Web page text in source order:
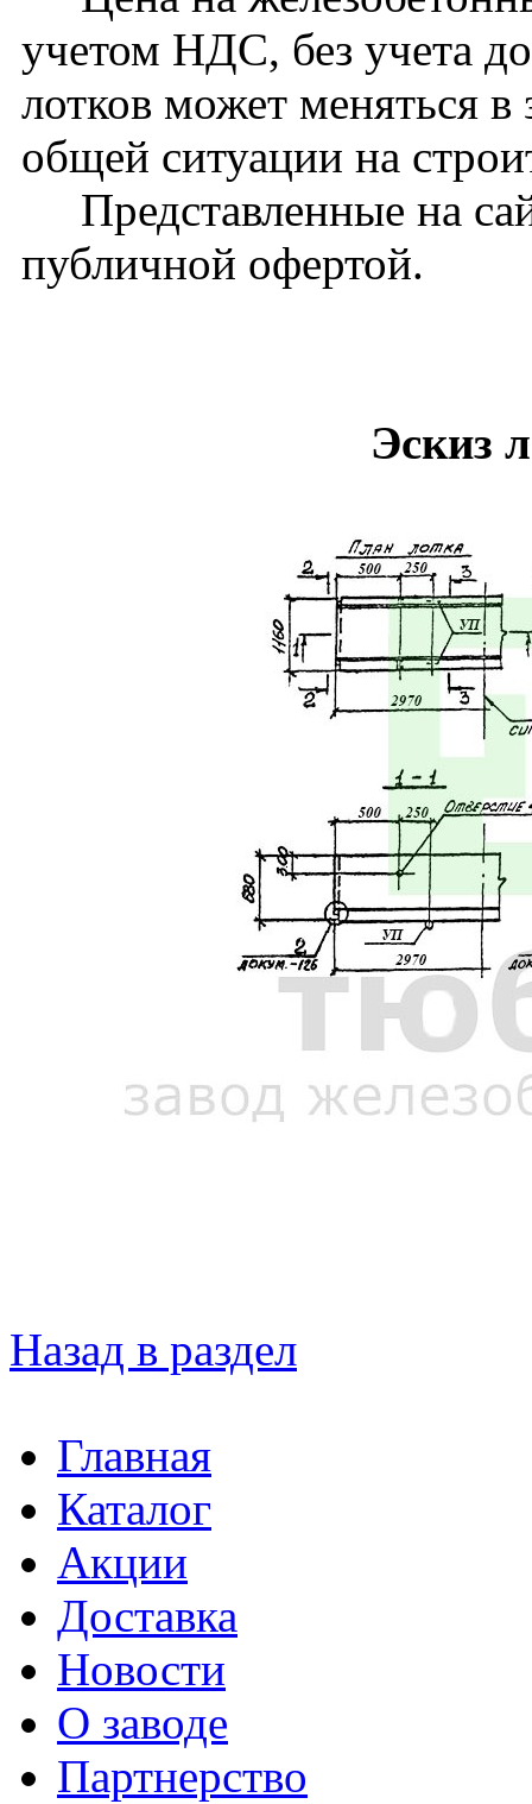
учетом НДС, без учета
лотков может меняться
общей ситуации на
Представленные на
публичной офертой.
Эскиз
Назад в раздел
Главная
Каталог
Акции
Доставка
Новости
О заводе
Партнерство